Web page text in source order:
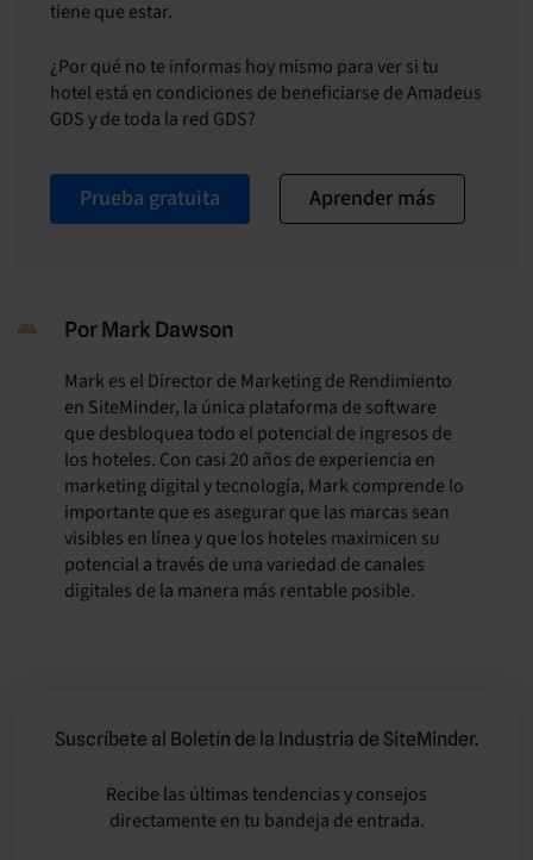
tiene que estar.
¿Por qué no te informas hoy mismo para ver si tu
hotel está en condiciones de beneficiarse de Amadeus
GDS y de toda la red GDS?
Prueba gratuita Aprender más
Por Mark Dawson
Mark es el Director de Marketing de Rendimiento
en SiteMinder, la única plataforma de software
que desbloquea todo el potencial de ingresos de
los hoteles. Con casi 20 años de experiencia en
marketing digital y tecnología, Mark comprende lo
importante que es asegurar que las marcas sean
visibles en línea y que los hoteles maximicen su
potencial a través de una variedad de canales
digitales de la manera más rentable posible.
Suscríbete al Boletín de la Industria de SiteMinder.
Recibe las últimas tendencias y consejos
directamente en tu bandeja de entrada.